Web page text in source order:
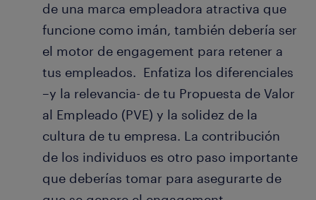
de una marca empleadora atractiva que
funcione como imán, también debería ser
el motor de engagement para retener a
tus empleados. Enfatiza los diferenciales
–y la relevancia- de tu Propuesta de Valor
al Empleado (PVE) y la solidez de la
cultura de tu empresa. La contribución
de los individuos es otro paso importante
que deberías tomar para asegurarte de